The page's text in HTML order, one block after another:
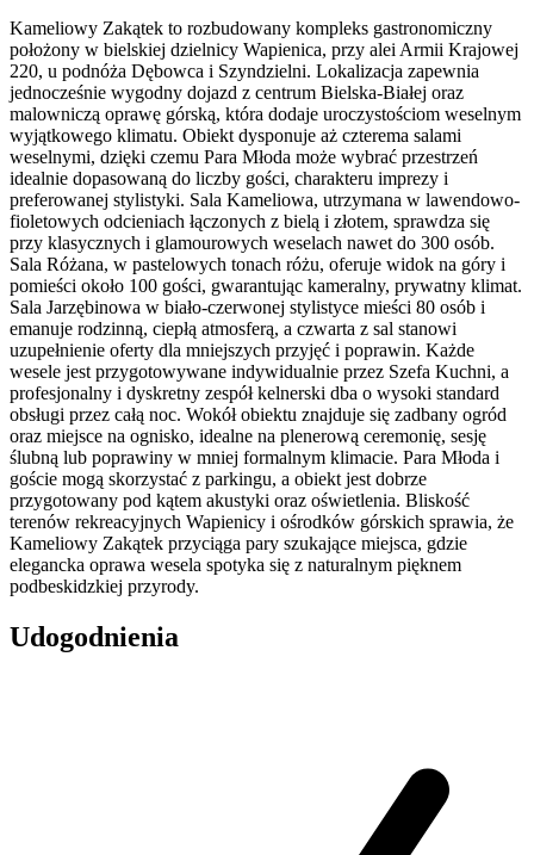
Kameliowy Zakątek to rozbudowany kompleks gastronomiczny
położony w bielskiej dzielnicy Wapienica, przy alei Armii Krajowej
220, u podnóża Dębowca i Szyndzielni. Lokalizacja zapewnia
jednocześnie wygodny dojazd z centrum Bielska-Białej oraz
malowniczą oprawę górską, która dodaje uroczystościom weselnym
wyjątkowego klimatu. Obiekt dysponuje aż czterema salami
weselnymi, dzięki czemu Para Młoda może wybrać przestrzeń
idealnie dopasowaną do liczby gości, charakteru imprezy i
preferowanej stylistyki. Sala Kameliowa, utrzymana w lawendowo-
fioletowych odcieniach łączonych z bielą i złotem, sprawdza się
przy klasycznych i glamourowych weselach nawet do 300 osób.
Sala Różana, w pastelowych tonach różu, oferuje widok na góry i
pomieści około 100 gości, gwarantując kameralny, prywatny klimat.
Sala Jarzębinowa w biało-czerwonej stylistyce mieści 80 osób i
emanuje rodzinną, ciepłą atmosferą, a czwarta z sal stanowi
uzupełnienie oferty dla mniejszych przyjęć i poprawin. Każde
wesele jest przygotowywane indywidualnie przez Szefa Kuchni, a
profesjonalny i dyskretny zespół kelnerski dba o wysoki standard
obsługi przez całą noc. Wokół obiektu znajduje się zadbany ogród
oraz miejsce na ognisko, idealne na plenerową ceremonię, sesję
ślubną lub poprawiny w mniej formalnym klimacie. Para Młoda i
goście mogą skorzystać z parkingu, a obiekt jest dobrze
przygotowany pod kątem akustyki oraz oświetlenia. Bliskość
terenów rekreacyjnych Wapienicy i ośrodków górskich sprawia, że
Kameliowy Zakątek przyciąga pary szukające miejsca, gdzie
elegancka oprawa wesela spotyka się z naturalnym pięknem
podbeskidzkiej przyrody.
Udogodnienia